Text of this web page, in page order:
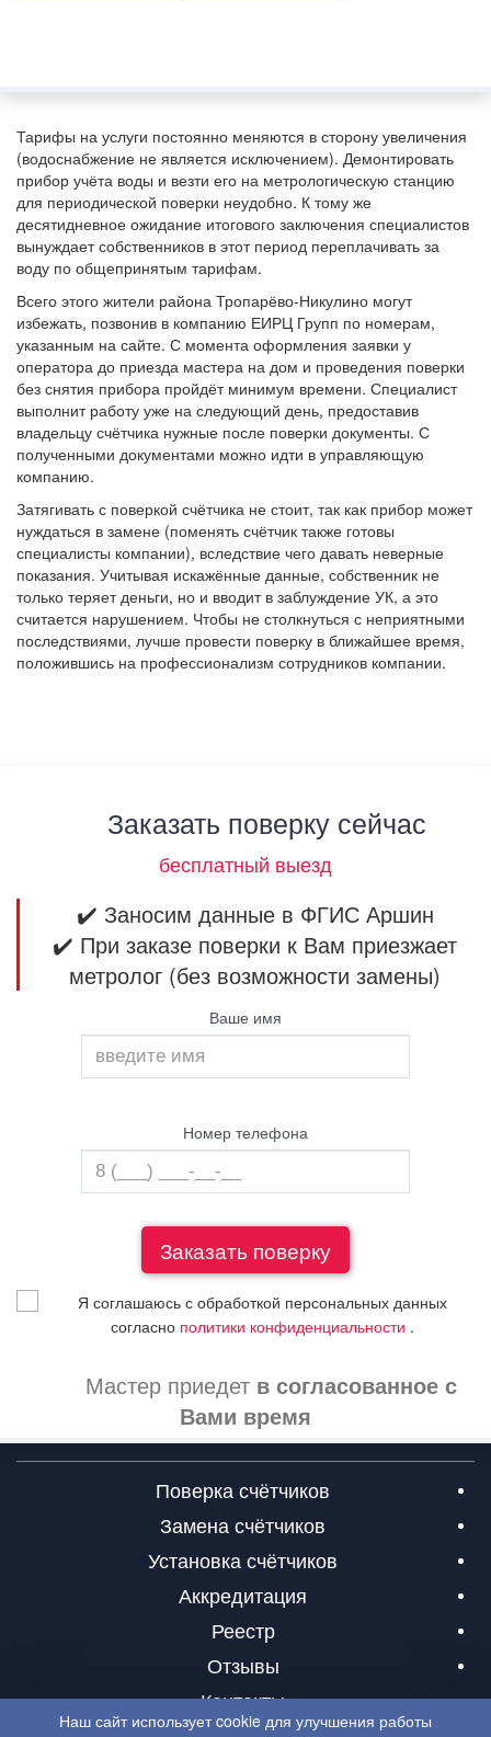
Тарифы на услуги постоянно меняются в сторону увеличения
(водоснабжение не является исключением). Демонтировать
прибор учёта воды и везти его на метрологическую станцию
для периодической поверки неудобно. К тому же
десятидневное ожидание итогового заключения специалистов
вынуждает собственников в этот период переплачивать за
воду по общепринятым тарифам.
Всего этого жители района Тропарёво-Никулино могут
избежать, позвонив в компанию ЕИРЦ Групп по номерам,
указанным на сайте. С момента оформления заявки у
оператора до приезда мастера на дом и проведения поверки
без снятия прибора пройдёт минимум времени. Специалист
выполнит работу уже на следующий день, предоставив
владельцу счётчика нужные после поверки документы. С
полученными документами можно идти в управляющую
компанию.
Затягивать с поверкой счётчика не стоит, так как прибор может
нуждаться в замене (поменять счётчик также готовы
специалисты компании), вследствие чего давать неверные
показания. Учитывая искажённые данные, собственник не
только теряет деньги, но и вводит в заблуждение УК, а это
считается нарушением. Чтобы не столкнуться с неприятными
последствиями, лучше провести поверку в ближайшее время,
положившись на профессионализм сотрудников компании.
Заказать поверку сейчас
бесплатный выезд
✔️ Заносим данные в ФГИС Аршин
✔️ При заказе поверки к Вам приезжает
метролог (без возможности замены)
Ваше имя
Номер телефона
Я соглашаюсь с обработкой персональных данных
согласно политики конфиденциальности .
Мастер приедет в согласованное с
Вами время
Поверка счётчиков
Замена счётчиков
Установка счётчиков
Аккредитация
Реестр
Отзывы
Контакты
Наш сайт использует cookie для улучшения работы